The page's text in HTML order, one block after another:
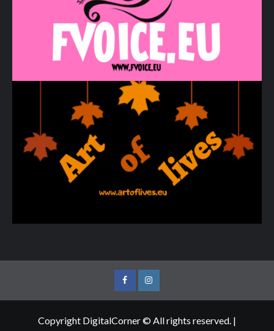
FacebookInstagram
Copyright DigitalCorner © All rights reserved. |